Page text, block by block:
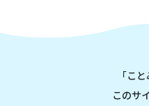
「こ
このサ